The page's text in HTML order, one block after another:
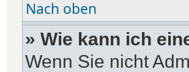
Nach oben
» Wie kann ich
Wenn Sie nicht